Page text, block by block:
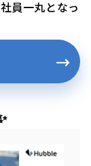
員一丸となっ